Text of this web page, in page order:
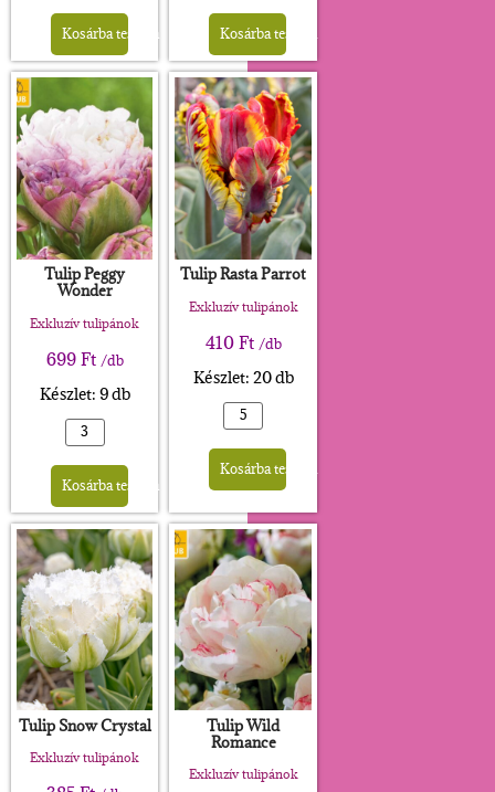
Kosárba teszem
Alternative:
Kosárba teszem
Tulip Peggy
Wonder
Exkluzív tulipánok
699Ft /db
Készlet: 9 db
Kosárba teszem
Alternative:
Tulip Rasta Parrot
Exkluzív tulipánok
410Ft /db
Készlet: 20 db
Kosárba teszem
Tulip Snow Crystal
Exkluzív tulipánok
Tulip Wild
Romance
Exkluzív tulipánok